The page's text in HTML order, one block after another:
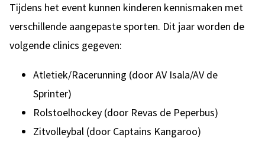
Tijdens het event kunnen kinderen kennismaken met
verschillende aangepaste sporten. Dit jaar worden de
volgende clinics gegeven:
Atletiek/Racerunning (door AV Isala/AV de
Sprinter)
Rolstoelhockey (door Revas de Peperbus)
Zitvolleybal (door Captains Kangaroo)